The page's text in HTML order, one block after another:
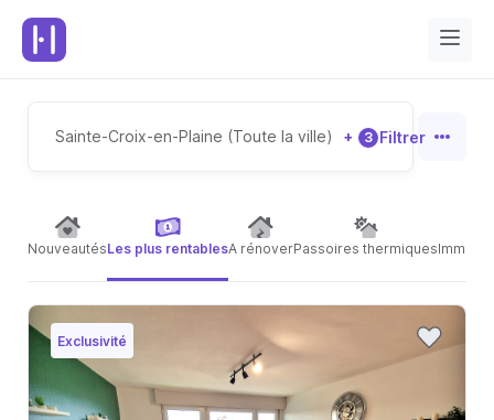
Sainte-Croix-en-Plaine (Toute la ville) + 3 Filtrer
NouveautésLes plus rentablesA rénoverPassoires thermiques
Exclusivité